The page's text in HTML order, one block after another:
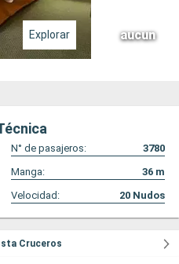
Explorar aucun
N° de pasajeros:
3780
Manga: 36 m
Velocidad: 20 Nudos
Cruceros